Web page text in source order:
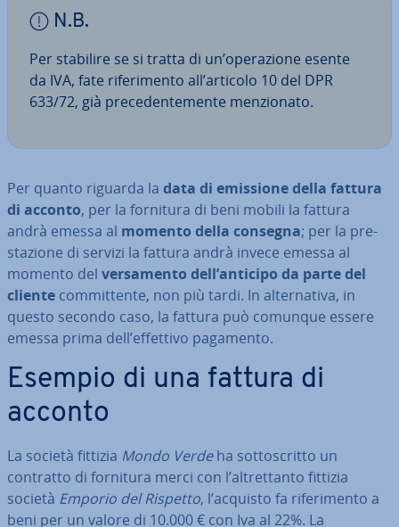
N.B.
Per stabilire se si tratta di un’ope­ra­zio­ne esente
da IVA, fate ri­fe­ri­men­to all’articolo 10 del DPR
633/72, già pre­ce­den­te­men­te men­zio­na­to.
Per quanto riguarda la data di emissione della fattura
di acconto, per la fornitura di beni mobili la fattura
andrà emessa al momento della consegna; per la pre­
sta­zio­ne di servizi la fattura andrà invece emessa al
momento del ver­sa­men­to dell’anticipo da parte del
cliente com­mit­ten­te, non più tardi. In al­ter­na­ti­va, in
questo secondo caso, la fattura può comunque essere
emessa prima dell’effettivo pagamento.
Esempio di una fattura di
acconto
La società fittizia Mondo Verdeha sot­to­scrit­to un
contratto di fornitura merci con l’al­tret­tan­to fittizia
società Emporio del Rispetto, l’acquisto fa ri­fe­ri­men­to a
beni per un valore di 10.000 € con Iva al 22%. La